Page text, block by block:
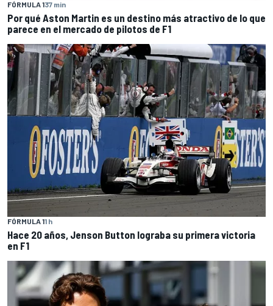
FÓRMULA 137 min
Por qué Aston Martin es un destino más atractivo de lo que
parece en el mercado de pilotos de F1
FÓRMULA 11 h
Hace 20 años, Jenson Button lograba su primera victoria
en F1